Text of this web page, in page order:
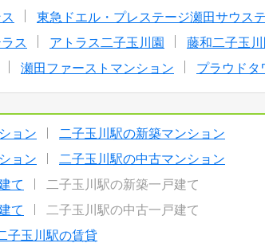
東急ドエル・プレステージ瀬田サウス
ス
アトラス二子玉川園 藤和二子玉
瀬田ファーストマンション プラウドタ
ョン
二子玉川駅の新築マンション
ョン
二子玉川駅の中古マンション
て
二子玉川駅の新築一戸建て
て
二子玉川駅の中古一戸建て
子玉川駅の賃貸